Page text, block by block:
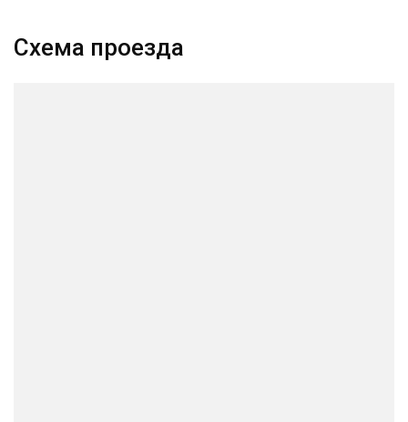
Схема проезда